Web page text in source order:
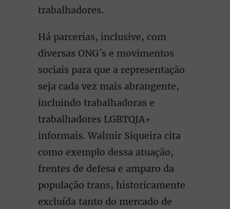
trabalhadores.
Há parcerias, inclusive, com
diversas ONG´s e movimentos
sociais para que a representação
seja cada vez mais abrangente,
incluindo trabalhadoras e
trabalhadores LGBTQIA+
informais. Walmir Siqueira cita
como exemplo dessa atuação,
frentes de defesa e amparo da
população trans, historicamente
excluída tanto do mercado de